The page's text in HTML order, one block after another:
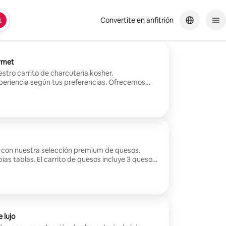
Convertite en anfitrión
carrito de charcutería kosher.
según tus preferencias. Ofrecemos
bajo la certificación KM. Supervisión
pretzels, y mostaza e higos.
nuestra selección premium de quesos.
incluye 3 quesos:
de
aceitunas, pepinillos, frutos secos,
lujo